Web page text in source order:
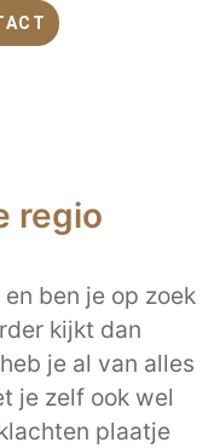
regio
ben je op zoek
kijkt dan
je al van alles
je zelf ook wel
plaatje